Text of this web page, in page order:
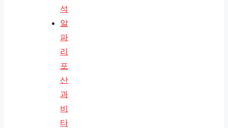
석
알
파
리
포
산
과
비
타